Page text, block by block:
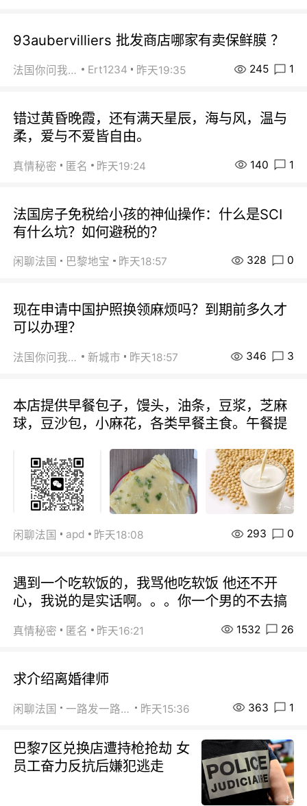
93aubervilliers 批发商店哪家有卖保鲜膜 ？
法国你问我答 Ert1234 昨天19:35 245 1
错过黄昏晚霞，还有满天星辰，海与风，温与
柔，爱与不爱皆自由。
真情秘密 匿名 昨天19:24 140 1
法国房子免税给小孩的神仙操作：什么是SCI
有什么坑？如何避税的？
闲聊法国 巴黎地宝 昨天18:57 328 0
现在申请中国护照换领麻烦吗？到期前多久才
可以办理？
法国你问我答 新城市 昨天18:57 346 3
本店提供早餐包子，馒头，油条，豆浆，芝麻
球，豆沙包，小麻花，各类早餐主食。午餐提
闲聊法国 apd 昨天18:08 293 0
遇到一个吃软饭的，我骂他吃软饭 他还不开
心，我说的是实话啊。。。你一个男的不去搞
真情秘密 匿名 昨天16:21 1532 26
求介绍离婚律师
闲聊法国 一路发一路发 昨天15:36 363 1
巴黎7区兑换店遭持枪抢劫 女
员工奋力反抗后嫌犯逃走